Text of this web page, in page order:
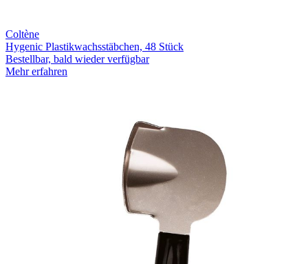
Coltène
Hygenic Plastikwachsstäbchen, 48 Stück
Bestellbar, bald wieder verfügbar
Mehr erfahren